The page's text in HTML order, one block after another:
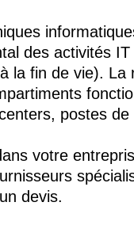
des activités
la fin de vie). La
postes
votre
devis.